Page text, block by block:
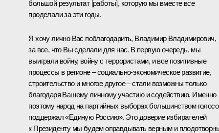
большой результат [работы], которую мы вместе все
проделали за эти годы.
Я хочу лично Вас поблагодарить, Владимир Владимирович,
за все, что Вы сделали для нас. В первую очередь, мы
выиграли войну, войну с террористами, и все позитивные
процессы в регионе – социально-экономическое развитие,
строительство и многое другое – стали возможны только
благодаря Вашему личному участию и содействию. Именно
поэтому народ на партийных выборах большинством
поддержал «Единую Россию». Это доверие избирателей
к Президенту мы будем оправдывать верным и